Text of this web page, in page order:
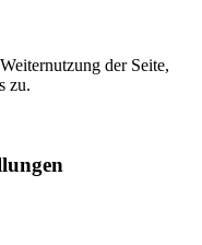
der Seite,
zu.